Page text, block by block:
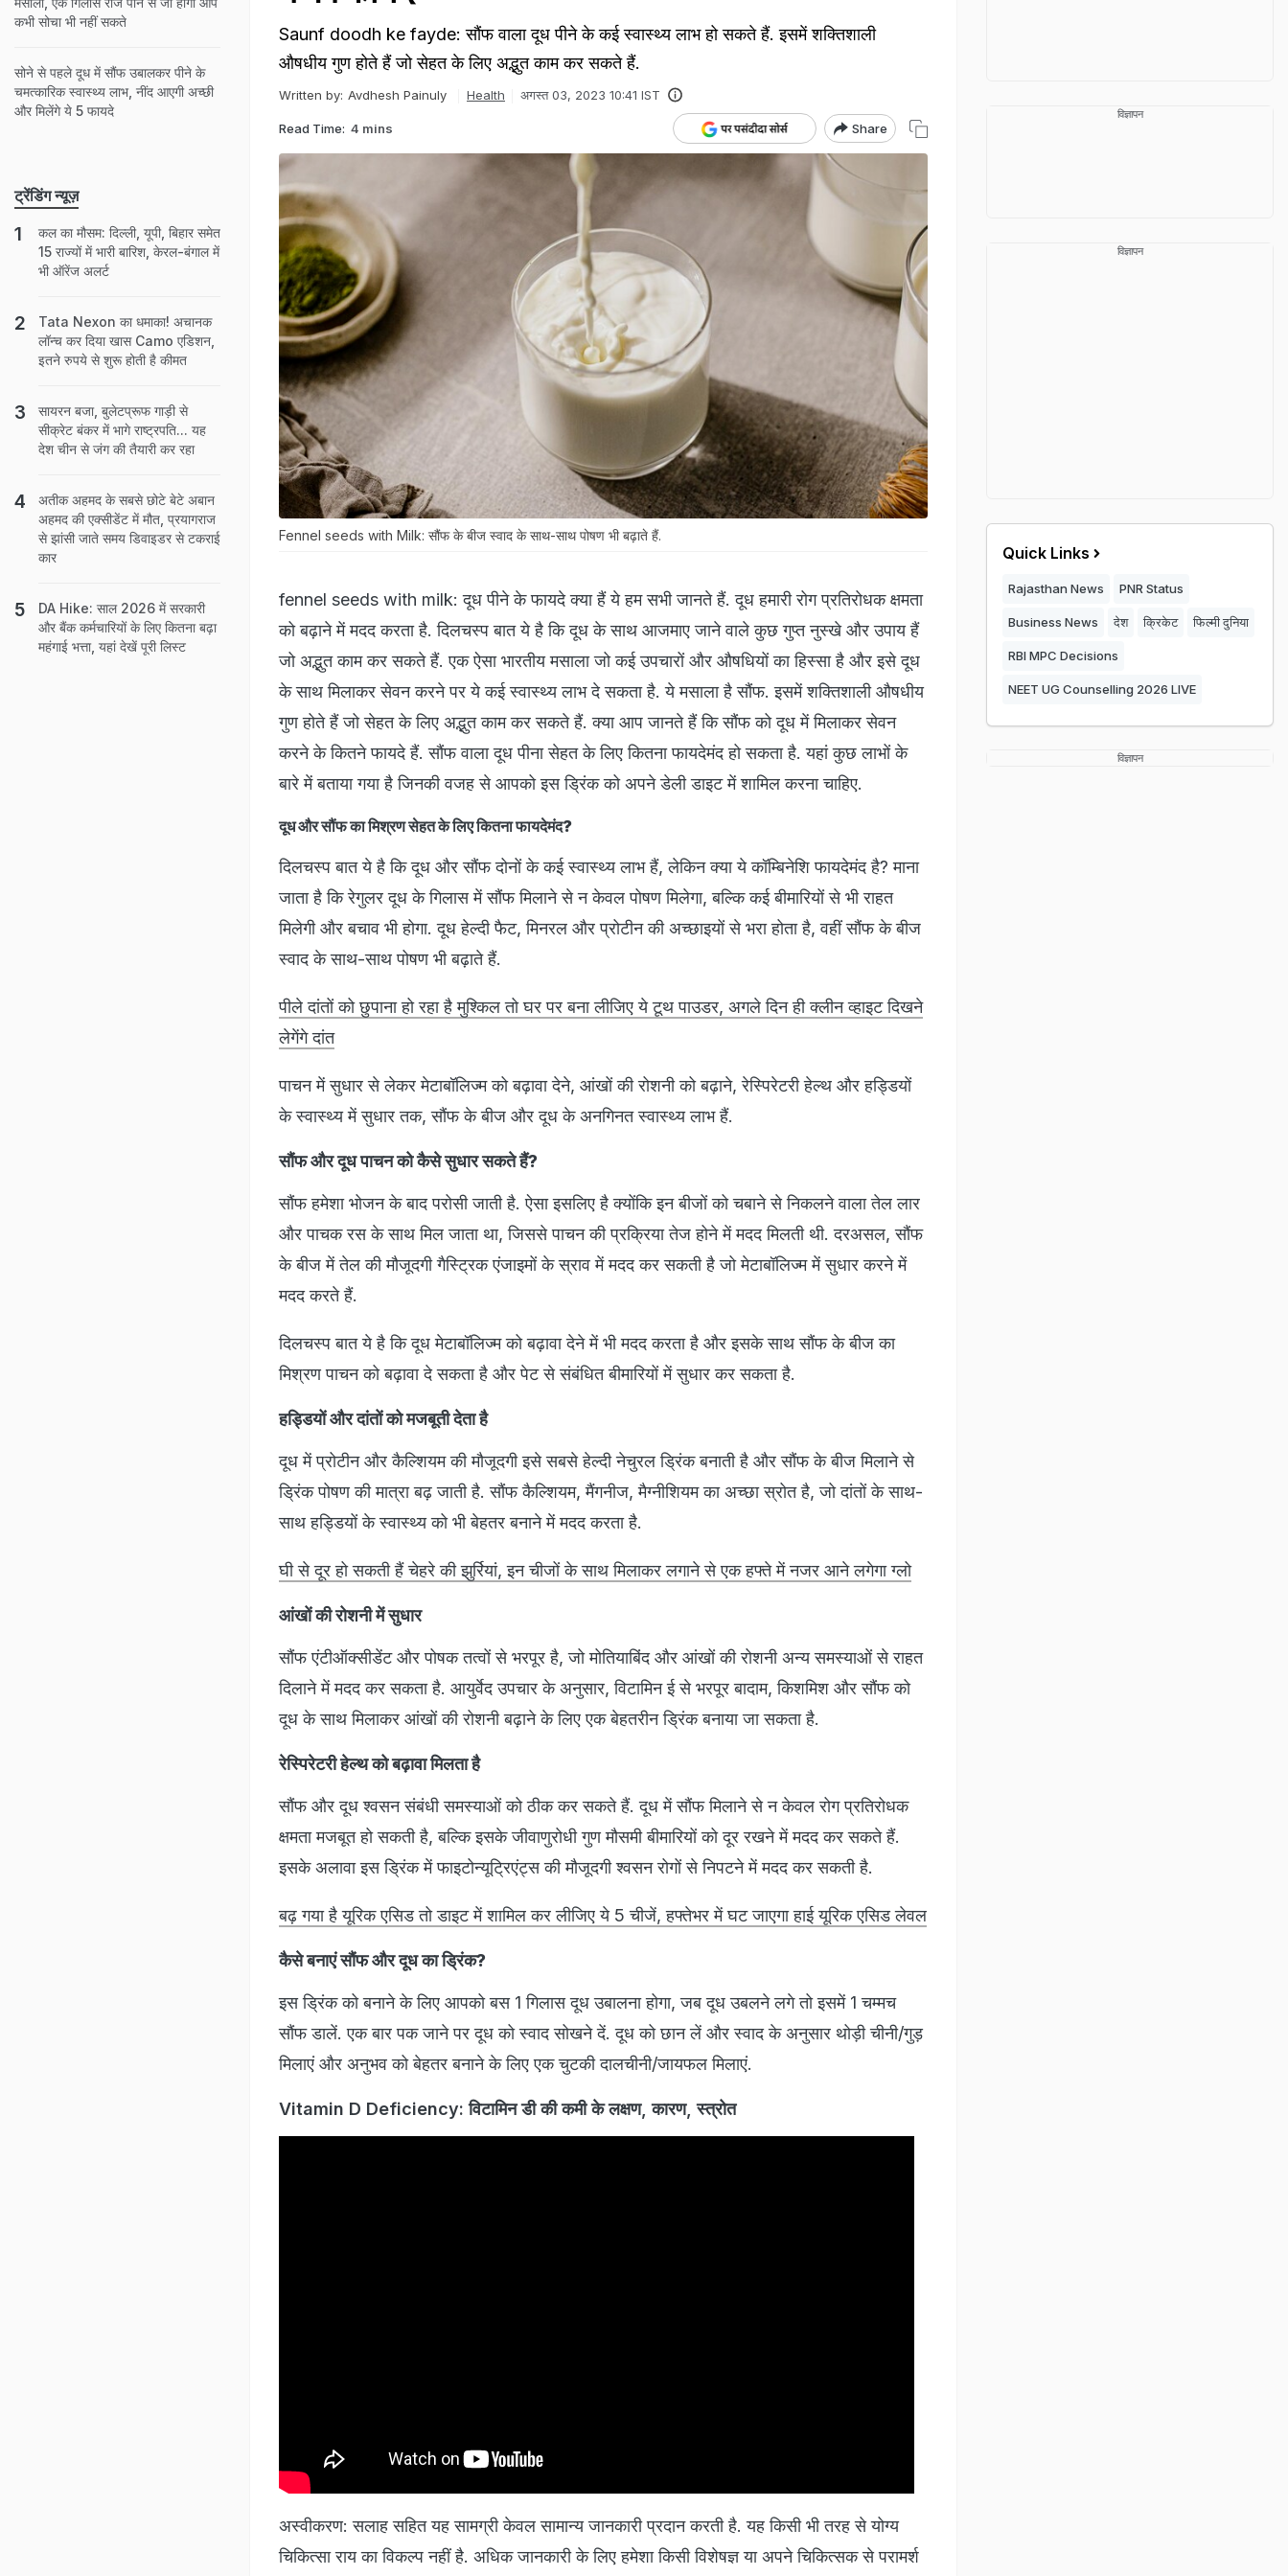
Saunf doodh ke fayde: सौंफ वाला दूध पीने के कई स्वास्थ्य लाभ हो सकते हैं. इसमें शक्तिशाली
औषधीय गुण होते हैं जो सेहत के लिए अद्भुत काम कर सकते हैं.
Written by: Avdhesh Painuly Health अगस्त 03, 2023 10:41 IST
Read Time: 4 mins Share
Fennel seeds with Milk: सौंफ के बीज स्वाद के साथ-साथ पोषण भी बढ़ाते हैं.
fennel seeds with milk: दूध पीने के फायदे क्या हैं ये हम सभी जानते हैं. दूध हमारी रोग प्रतिरोधक क्षमता
को बढ़ाने में मदद करता है. दिलचस्प बात ये है कि दूध के साथ आजमाए जाने वाले कुछ गुप्त नुस्खे और उपाय हैं
जो अद्भुत काम कर सकते हैं. एक ऐसा भारतीय मसाला जो कई उपचारों और औषधियों का हिस्सा है और इसे दूध
के साथ मिलाकर सेवन करने पर ये कई स्वास्थ्य लाभ दे सकता है. ये मसाला है सौंफ. इसमें शक्तिशाली औषधीय
गुण होते हैं जो सेहत के लिए अद्भुत काम कर सकते हैं. क्या आप जानते हैं कि सौंफ को दूध में मिलाकर सेवन
करने के कितने फायदे हैं. सौंफ वाला दूध पीना सेहत के लिए कितना फायदेमंद हो सकता है. यहां कुछ लाभों के
बारे में बताया गया है जिनकी वजह से आपको इस ड्रिंक को अपने डेली डाइट में शामिल करना चाहिए.
दूध और सौंफ का मिश्रण सेहत के लिए कितना फायदेमंद?
दिलचस्प बात ये है कि दूध और सौंफ दोनों के कई स्वास्थ्य लाभ हैं, लेकिन क्या ये कॉम्बिनेशि फायदेमंद है? माना
जाता है कि रेगुलर दूध के गिलास में सौंफ मिलाने से न केवल पोषण मिलेगा, बल्कि कई बीमारियों से भी राहत
मिलेगी और बचाव भी होगा. दूध हेल्दी फैट, मिनरल और प्रोटीन की अच्छाइयों से भरा होता है, वहीं सौंफ के बीज
स्वाद के साथ-साथ पोषण भी बढ़ाते हैं.
पीले दांतों को छुपाना हो रहा है मुश्किल तो घर पर बना लीजिए ये टूथ पाउडर, अगले दिन ही क्लीन व्हाइट दिखने
लेगेंगे दांत
पाचन में सुधार से लेकर मेटाबॉलिज्म को बढ़ावा देने, आंखों की रोशनी को बढ़ाने, रेस्पिरेटरी हेल्थ और हड्डियों
के स्वास्थ्य में सुधार तक, सौंफ के बीज और दूध के अनगिनत स्वास्थ्य लाभ हैं.
सौंफ और दूध पाचन को कैसे सुधार सकते हैं?
सौंफ हमेशा भोजन के बाद परोसी जाती है. ऐसा इसलिए है क्योंकि इन बीजों को चबाने से निकलने वाला तेल लार
और पाचक रस के साथ मिल जाता था, जिससे पाचन की प्रक्रिया तेज होने में मदद मिलती थी. दरअसल, सौंफ
के बीज में तेल की मौजूदगी गैस्ट्रिक एंजाइमों के स्राव में मदद कर सकती है जो मेटाबॉलिज्म में सुधार करने में
मदद करते हैं.
दिलचस्प बात ये है कि दूध मेटाबॉलिज्म को बढ़ावा देने में भी मदद करता है और इसके साथ सौंफ के बीज का
मिश्रण पाचन को बढ़ावा दे सकता है और पेट से संबंधित बीमारियों में सुधार कर सकता है.
हड्डियों और दांतों को मजबूती देता है
दूध में प्रोटीन और कैल्शियम की मौजूदगी इसे सबसे हेल्दी नेचुरल ड्रिंक बनाती है और सौंफ के बीज मिलाने से
ड्रिंक पोषण की मात्रा बढ़ जाती है. सौंफ कैल्शियम, मैंगनीज, मैग्नीशियम का अच्छा स्रोत है, जो दांतों के साथ-
साथ हड्डियों के स्वास्थ्य को भी बेहतर बनाने में मदद करता है.
घी से दूर हो सकती हैं चेहरे की झुर्रियां, इन चीजों के साथ मिलाकर लगाने से एक हफ्ते में नजर आने लगेगा ग्लो
आंखों की रोशनी में सुधार
सौंफ एंटीऑक्सीडेंट और पोषक तत्वों से भरपूर है, जो मोतियाबिंद और आंखों की रोशनी अन्य समस्याओं से राहत
दिलाने में मदद कर सकता है. आयुर्वेद उपचार के अनुसार, विटामिन ई से भरपूर बादाम, किशमिश और सौंफ को
दूध के साथ मिलाकर आंखों की रोशनी बढ़ाने के लिए एक बेहतरीन ड्रिंक बनाया जा सकता है.
रेस्पिरेटरी हेल्थ को बढ़ावा मिलता है
सौंफ और दूध श्वसन संबंधी समस्याओं को ठीक कर सकते हैं. दूध में सौंफ मिलाने से न केवल रोग प्रतिरोधक
क्षमता मजबूत हो सकती है, बल्कि इसके जीवाणुरोधी गुण मौसमी बीमारियों को दूर रखने में मदद कर सकते हैं.
इसके अलावा इस ड्रिंक में फाइटोन्यूट्रिएंट्स की मौजूदगी श्वसन रोगों से निपटने में मदद कर सकती है.
बढ़ गया है यूरिक एसिड तो डाइट में शामिल कर लीजिए ये 5 चीजें, हफ्तेभर में घट जाएगा हाई यूरिक एसिड लेवल
​कैसे बनाएं सौंफ और दूध का ड्रिंक?
इस ड्रिंक को बनाने के लिए आपको बस 1 गिलास दूध उबालना होगा, जब दूध उबलने लगे तो इसमें 1 चम्मच
सौंफ डालें. एक बार पक जाने पर दूध को स्वाद सोखने दें. दूध को छान लें और स्वाद के अनुसार थोड़ी चीनी/गुड़
मिलाएं और अनुभव को बेहतर बनाने के लिए एक चुटकी दालचीनी/जायफल मिलाएं.
Vitamin D Deficiency: विटामिन डी की कमी के लक्षण, कारण, स्त्रोत
अस्वीकरण: सलाह सहित यह सामग्री केवल सामान्य जानकारी प्रदान करती है. यह किसी भी तरह से योग्य
चिकित्सा राय का विकल्प नहीं है. अधिक जानकारी के लिए हमेशा किसी विशेषज्ञ या अपने चिकित्सक से परामर्श
कभी सोचा भी नहीं सकते
सोने से पहले दूध में सौंफ उबालकर पीने के
चमत्कारिक स्वास्थ्य लाभ, नींद आएगी अच्छी
और मिलेंगे ये 5 फायदे
ट्रेंडिंग न्यूज़
कल का मौसम: दिल्ली, यूपी, बिहार समेत
15 राज्यों में भारी बारिश, केरल-बंगाल में
भी ऑरेंज अलर्ट
Tata Nexon का धमाका! अचानक
लॉन्च कर दिया खास Camo एडिशन,
इतने रुपये से शुरू होती है कीमत
सायरन बजा, बुलेटप्रूफ गाड़ी से
सीक्रेट बंकर में भागे राष्ट्रपति... यह
देश चीन से जंग की तैयारी कर रहा
अतीक अहमद के सबसे छोटे बेटे अबान
अहमद की एक्सीडेंट में मौत, प्रयागराज
से झांसी जाते समय डिवाइडर से टकराई
कार
DA Hike: साल 2026 में सरकारी
और बैंक कर्मचारियों के लिए कितना बढ़ा
महंगाई भत्ता, यहां देखें पूरी लिस्ट
विज्ञापन
विज्ञापन
Quick Links
Rajasthan News PNR Status
Business News देश क्रिकेट फिल्मी दुनिया
RBI MPC Decisions
NEET UG Counselling 2026 LIVE
विज्ञापन